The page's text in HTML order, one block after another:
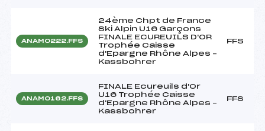
ANAM0222.FFS
24ème Chpt de France
Ski Alpin U16 Garçons
FINALE ECUREUILS D'OR
Trophée Caisse
d'Epargne Rhône Alpes –
Kassbohrer
FFS
ANAM0162.FFS
FINALE Ecureuils d'Or
U16 Trophée Caisse
d'Epargne Rhône Alpes –
Kassbohrer
FFS